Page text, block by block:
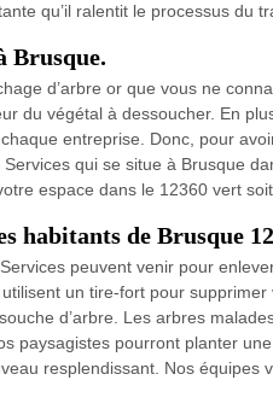
qu’il ralentit le processus du
Brusque.
d’arbre or que vous ne
du végétal à dessoucher. En
entreprise. Donc, pour
qui se situe à Brusque
espace dans le 12360 vert
habitants de Brusque
peuvent venir pour
un tire-fort pour
d’arbre. Les arbres
paysagistes pourront planter
resplendissant. Nos équipes